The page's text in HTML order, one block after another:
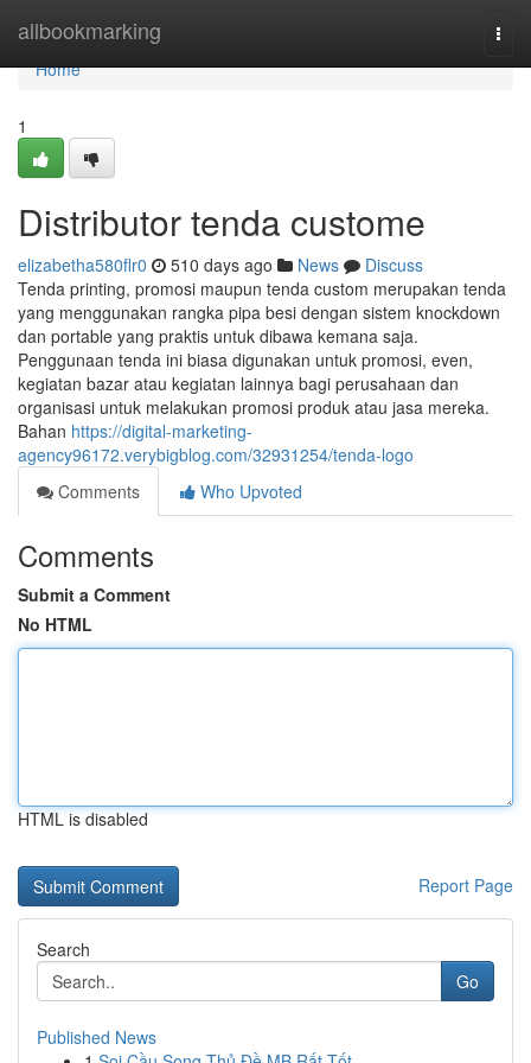
allbookmarking
Home
Home
1
Distributor tenda custome
elizabetha580flr0 510 days ago News
Discuss
Tenda printing, promosi maupun tenda custom merupakan tenda
yang menggunakan rangka pipa besi dengan sistem knockdown
dan portable yang praktis untuk dibawa kemana saja.
Penggunaan tenda ini biasa digunakan untuk promosi, even,
kegiatan bazar atau kegiatan lainnya bagi perusahaan dan
organisasi untuk melakukan promosi produk atau jasa mereka.
Bahan https://digital-marketing-
agency96172.verybigblog.com/32931254/tenda-logo
Comments
Who Upvoted
Comments
Submit a Comment
No HTML
HTML is disabled
Report Page
Search
Go
Published News